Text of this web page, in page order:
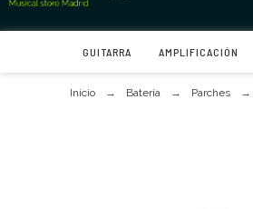
GUITARRA AMPLIFICACIÓN
Inicio Batería Parches